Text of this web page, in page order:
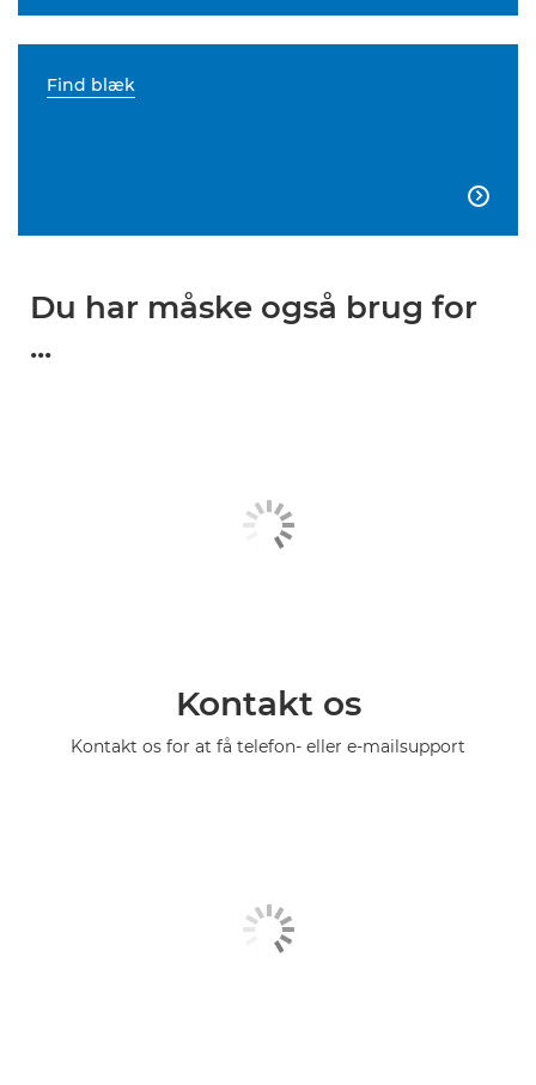
Find blæk

Du har måske også brug for
...
Kontakt os
Kontakt os for at få telefon- eller e-mailsupport